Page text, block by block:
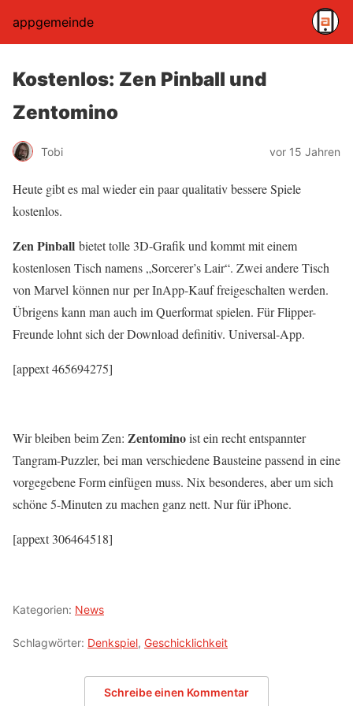
appgemeinde
Kostenlos: Zen Pinball und
Zentomino
Tobi vor 15 Jahren
Heute gibt es mal wieder ein paar qualitativ bessere Spiele
kostenlos.
Zen Pinball bietet tolle 3D-Grafik und kommt mit einem
kostenlosen Tisch namens „Sorcerer’s Lair“. Zwei andere Tisch
von Marvel können nur per InApp-Kauf freigeschalten werden.
Übrigens kann man auch im Querformat spielen. Für Flipper-
Freunde lohnt sich der Download definitiv. Universal-App.
[appext 465694275]
Wir bleiben beim Zen: Zentominoist ein recht entspannter
Tangram-Puzzler, bei man verschiedene Bausteine passend in eine
vorgegebene Form einfügen muss. Nix besonderes, aber um sich
schöne 5-Minuten zu machen ganz nett. Nur für iPhone.
[appext 306464518]
Kategorien: News
Schlagwörter: Denkspiel, Geschicklichkeit
Schreibe einen Kommentar